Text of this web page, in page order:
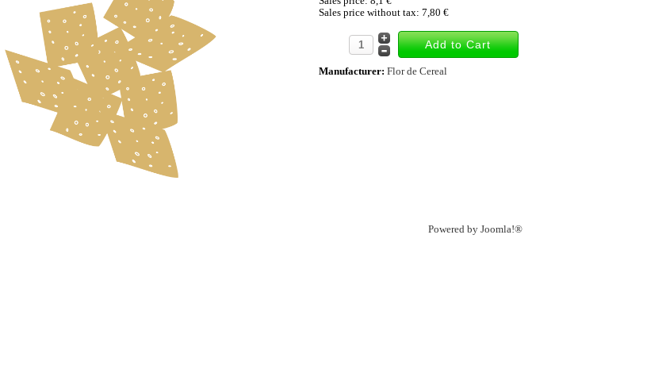
Sales price without tax: 7,80 €
Manufacturer: Flor de Cereal
Powered by Joomla!®